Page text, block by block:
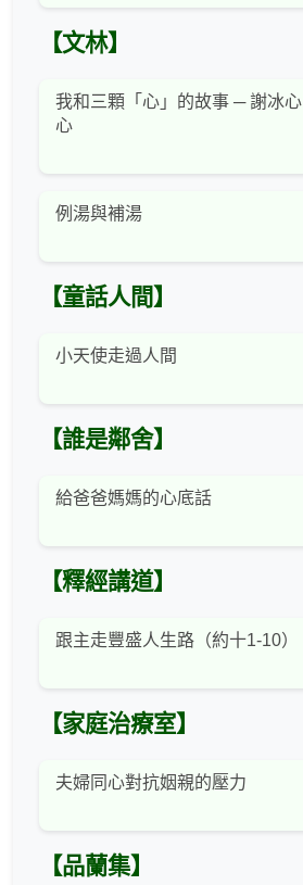
【文林】
我和三顆「心」的故事 ─ 謝冰
心
例湯與補湯
【童話人間】
小天使走過人間
【誰是鄰舍】
給爸爸媽媽的心底話
【釋經講道】
跟主走豐盛人生路（約十1-10）
【家庭治療室】
夫婦同心對抗姻親的壓力
【品蘭集】